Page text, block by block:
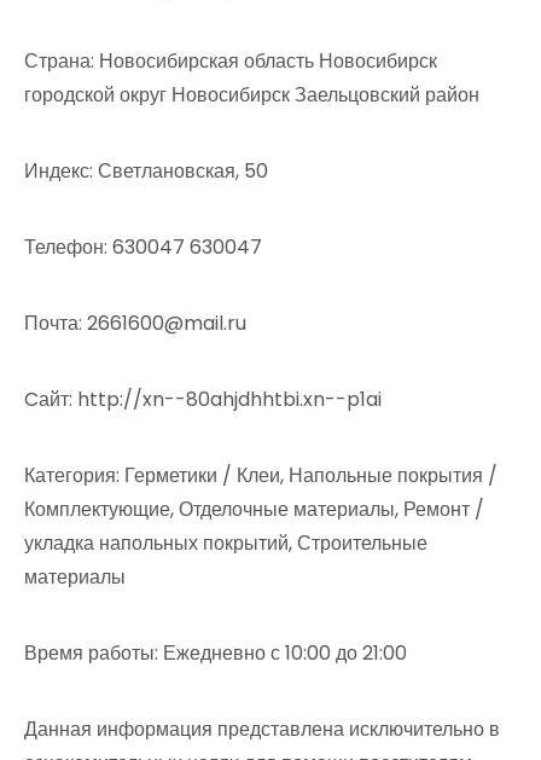
Страна: Новосибирская область Новосибирск
городской округ Новосибирск Заельцовский район
Индекс: Светлановская, 50
Телефон: 630047 630047
Почта: 2661600@mail.ru
Cайт: http://xn--80ahjdhhtbi.xn--p1ai
Категория: Герметики / Клеи, Напольные покрытия /
Комплектующие, Отделочные материалы, Ремонт /
укладка напольных покрытий, Строительные
материалы
Время работы: Ежедневно с 10:00 до 21:00
Данная информация представлена исключительно в